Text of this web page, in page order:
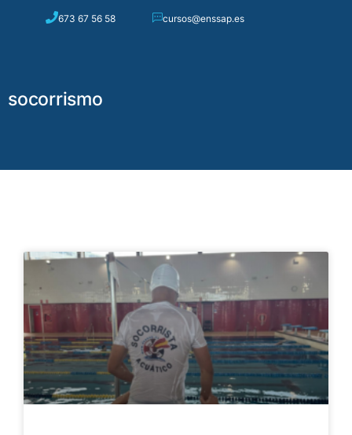
673 67 56 58 cursos@enssap.es
socorrismo